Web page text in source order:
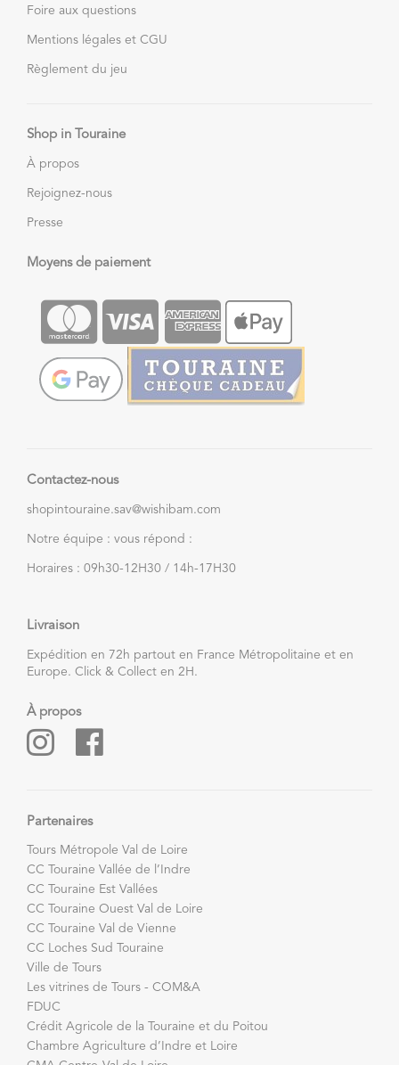
Foire aux questions
Mentions légales et CGU
Règlement du jeu
Shop in Touraine
À propos
Rejoignez-nous
Presse
Moyens de paiement
Contactez-nous
shopintouraine.sav@wishibam.com
Notre équipe : vous répond :
Horaires : 09h30-12H30 / 14h-17H30
Livraison
Expédition en 72h partout en France Métropolitaine et en
Europe. Click & Collect en 2H.
À propos
Partenaires
Tours Métropole Val de Loire
CC Touraine Vallée de l’Indre
CC Touraine Est Vallées
CC Touraine Ouest Val de Loire
CC Touraine Val de Vienne
CC Loches Sud Touraine
Ville de Tours
Les vitrines de Tours - COM&A
FDUC
Crédit Agricole de la Touraine et du Poitou
Chambre Agriculture d’Indre et Loire